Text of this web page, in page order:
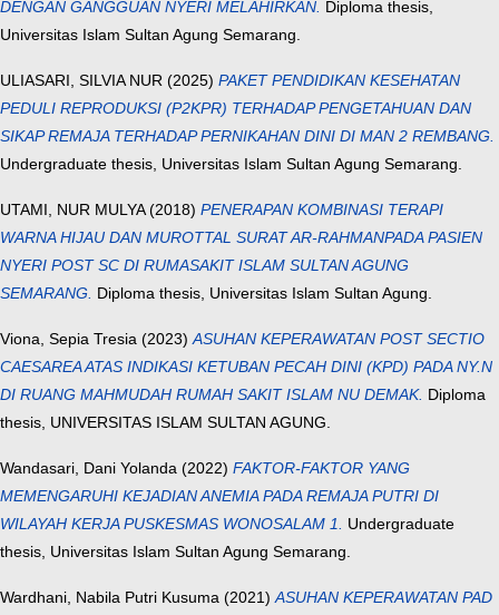
DENGAN GANGGUAN NYERI MELAHIRKAN. Diploma thesis,
Universitas Islam Sultan Agung Semarang.
ULIASARI, SILVIA NUR (2025) PAKET PENDIDIKAN KESEHATAN
PEDULI REPRODUKSI (P2KPR) TERHADAP PENGETAHUAN DAN
SIKAP REMAJA TERHADAP PERNIKAHAN DINI DI MAN 2 REMBANG.
Undergraduate thesis, Universitas Islam Sultan Agung Semarang.
UTAMI, NUR MULYA(2018) PENERAPAN KOMBINASI TERAPI
WARNA HIJAU DAN MUROTTAL SURAT AR-RAHMANPADA PASIEN
NYERI POST SC DI RUMASAKIT ISLAM SULTAN AGUNG
SEMARANG. Diploma thesis, Universitas Islam Sultan Agung.
Viona, Sepia Tresia (2023)ASUHAN KEPERAWATAN POST SECTIO
CAESAREA ATAS INDIKASI KETUBAN PECAH DINI (KPD) PADA NY.N
DI RUANG MAHMUDAH RUMAH SAKIT ISLAM NU DEMAK. Diploma
thesis, UNIVERSITAS ISLAM SULTAN AGUNG.
Wandasari, Dani Yolanda (2022) FAKTOR-FAKTOR YANG
MEMENGARUHI KEJADIAN ANEMIA PADA REMAJA PUTRI DI
WILAYAH KERJA PUSKESMAS WONOSALAM 1. Undergraduate
thesis, Universitas Islam Sultan Agung Semarang.
Wardhani, Nabila Putri Kusuma (2021)ASUHAN KEPERAWATAN PAD